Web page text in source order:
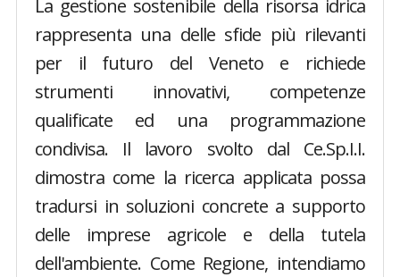
La gestione sostenibile della risorsa idrica
rappresenta una delle sfide più rilevanti
per il futuro del Veneto e richiede
strumenti innovativi, competenze
qualificate ed una programmazione
condivisa. Il lavoro svolto dal Ce.Sp.I.I.
dimostra come la ricerca applicata possa
tradursi in soluzioni concrete a supporto
delle imprese agricole e della tutela
dell'ambiente. Come Regione, intendiamo